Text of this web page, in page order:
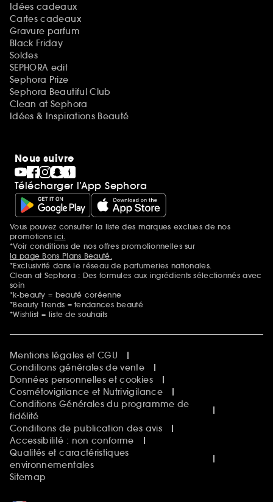
Idées cadeaux
Cartes cadeaux
Gravure parfum
Black Friday
Soldes
SEPHORA edit
Sephora Prize
Sephora Beautiful Club
Clean at Sephora
Idées & Inspirations Beauté
Nous suivre
Télécharger l’App Sephora
Mentions additionnelles
Vous pouvez consulter la liste des marques exclues de nos
promotionsici.
*Voir conditions de nos offres promotionnelles sur
la page Bons Plans Beauté.
*Exclusivité dans le réseau de parfumeries nationales.
Clean at Sephora : Des formules aux ingrédients sélectionnés avec
soin
*k-beauty = beauté coréenne
*Beauty Trends = tendances beauté
*Wishlist = liste de souhaits
Mentions légales et CGU
Conditions générales de vente
Données personnelles et cookies
Cosmétovigilance et Nutrivigilance
Conditions Générales du programme de
fidélité
Conditions de publication des avis
Accessibilité : non conforme
Qualités et caractéristiques
environnementales
Sitemap